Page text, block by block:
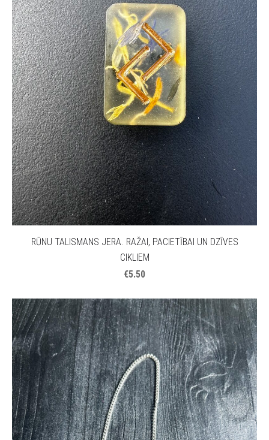
RŪNU TALISMANS JERA. RAŽAI, PACIETĪBAI UN DZĪVES
CIKLIEM
€5.50